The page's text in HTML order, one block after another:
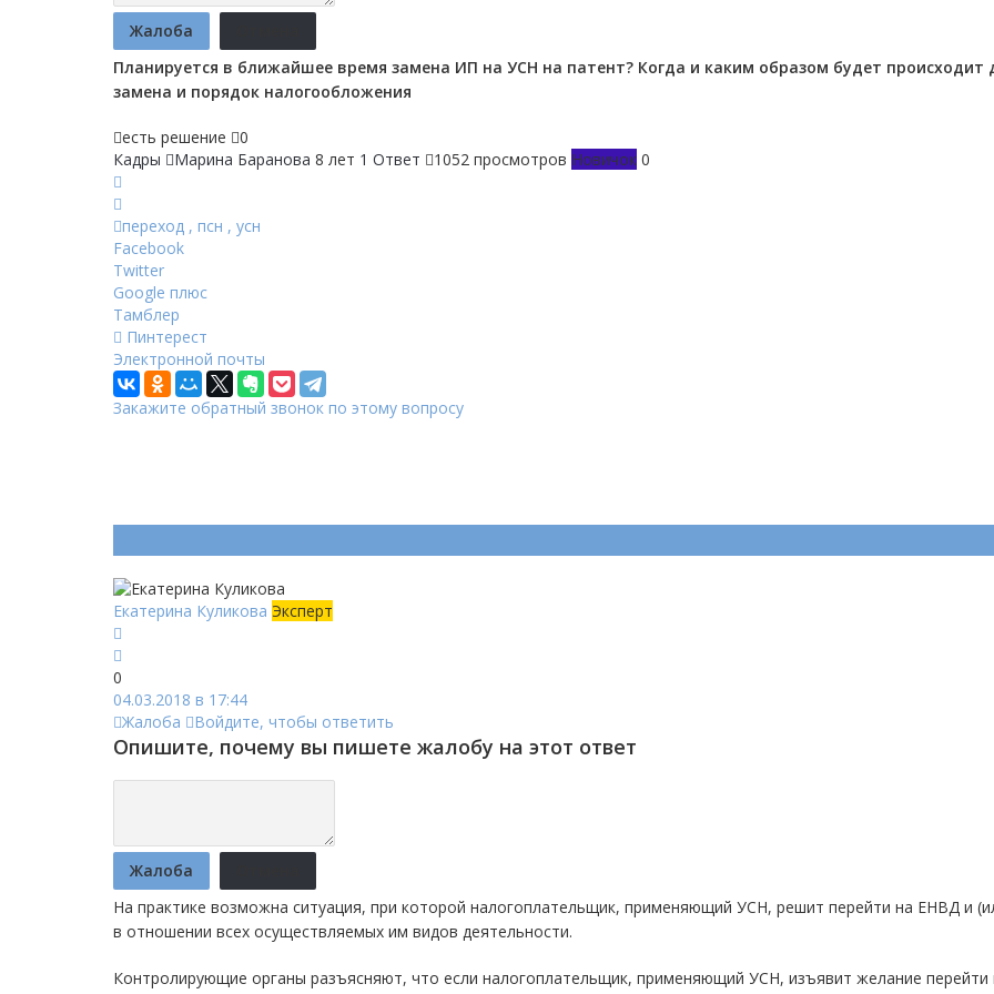
Жалоба
Планируется в ближайшее время замена ИП на УСН на патент? Когда и каким образом будет происходит
замена и порядок налогообложения
есть решение
0
Кадры
Марина Баранова 8 лет 1 Ответ 1052 просмотров Новичок 0
переход , псн , усн
Facebook
Twitter
Google плюс
Тамблер
Пинтерест
Электронной почты
Закажите обратный звонок по этому вопросу
Екатерина Куликова Эксперт
0
04.03.2018 в 17:44
Жалоба
Войдите, чтобы ответить
Опишите, почему вы пишете жалобу на этот ответ
Жалоба
На практике возможна ситуация, при которой налогоплательщик, применяющий УСН, решит перейти на ЕНВД и
в отношении всех осуществляемых им видов деятельности.
Контролирующие органы разъясняют, что если налогоплательщик, применяющий УСН, изъявит желание перейти